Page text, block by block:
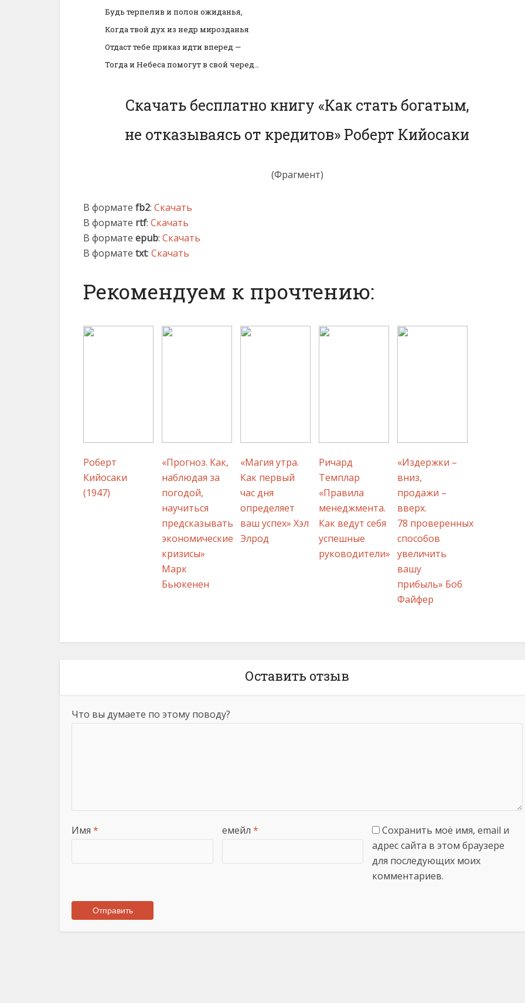
Будь терпелив и полон ожиданья,
Когда твой дух из недр мирозданья
Отдаст тебе приказ идти вперед —
Тогда и Небеса помогут в свой черед…
Скачать бесплатно книгу «Как стать богатым,
не отказываясь от кредитов» Роберт Кийосаки
(Фрагмент)
В формате fb2: Скачать
В формате rtf: Скачать
В формате epub: Скачать
В формате txt: Скачать
Рекомендуем к прочтению:
Роберт
Кийосаки
(1947)
«Прогноз. Как,
наблюдая за
погодой,
научиться
предсказывать
экономические
кризисы»
Марк
Бьюкенен
«Магия утра.
Как первый
час дня
определяет
ваш успех» Хэл
Элрод
Ричард
Темплар
«Правила
менеджмента.
Как ведут себя
успешные
руководители»
«Издержки –
вниз,
продажи –
вверх.
78 проверенных
способов
увеличить
вашу
прибыль» Боб
Файфер
Оставить отзыв
Что вы думаете по этому поводу?
Имя * емейл *
Сохранить моё имя, email и
адрес сайта в этом браузере
для последующих моих
комментариев.